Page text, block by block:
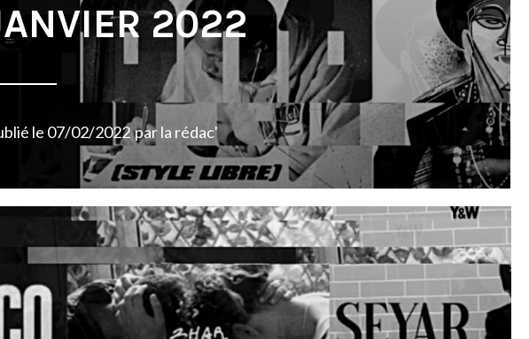
2022
le 07/02/2022 parla rédac'